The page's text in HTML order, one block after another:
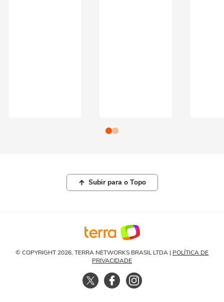
Subir para o Topo
© COPYRIGHT 2026, TERRA NETWORKS BRASIL LTDA | POLÍTICA DE
PRIVACIDADE